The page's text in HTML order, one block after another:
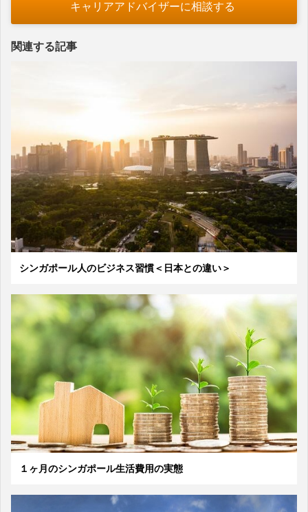
キャリアアドバイザーに相談する
関連する記事
シンガポール人のビジネス習慣＜日本との違い＞
１ヶ月のシンガポール生活費用の実態